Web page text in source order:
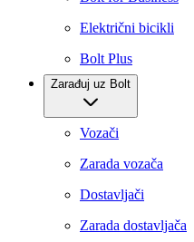
Električni bicikli
Bolt Plus
Zarađuj uz Bolt
Vozači
Zarada vozača
Dostavljači
Zarada dostavljača